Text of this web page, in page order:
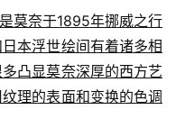
莫奈于1895年挪威之行
本浮世绘间有着诸多相
凸显莫奈深厚的西方艺
理的表面和变换的色调